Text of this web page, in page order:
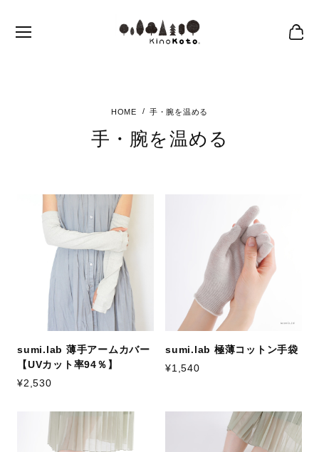
手・腕を温める
手・腕を温める
sumi.lab 薄手アームカバー
【UVカット率94％】
¥2,530
sumi.lab 極薄コットン手袋
¥1,540